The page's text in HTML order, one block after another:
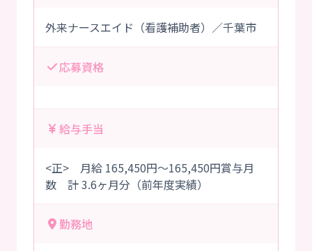
外来ナースエイド（看護補助者）／千葉市
応募資格
給与手当
<正> 月給 165,450円～165,450円賞与月
数 計 3.6ヶ月分（前年度実績）
勤務地